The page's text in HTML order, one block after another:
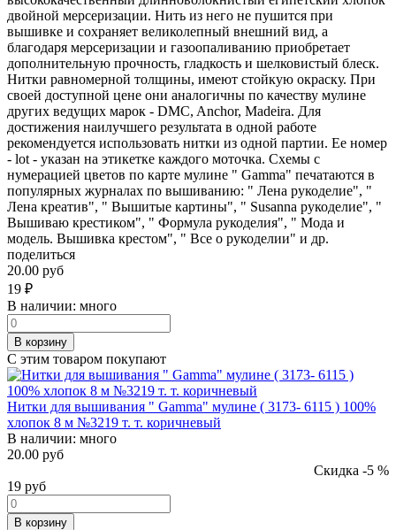
двойной мерсеризации. Нить из него не пушится при
вышивке и сохраняет великолепный внешний вид, а
благодаря мерсеризации и газоопаливанию приобретает
дополнительную прочность, гладкость и шелковистый блеск.
Нитки равномерной толщины, имеют стойкую окраску. При
своей доступной цене они аналогичны по качеству мулине
других ведущих марок - DMC, Anchor, Madeira. Для
достижения наилучшего результата в одной работе
рекомендуется использовать нитки из одной партии. Ее номер
- lot - указан на этикетке каждого моточка. Схемы с
нумерацией цветов по карте мулине " Gamma" печатаются в
популярных журналах по вышиванию: " Лена рукоделие", "
Лена креатив", " Вышитые картины", " Susanna рукоделие", "
Вышиваю крестиком", " Формула рукоделия", " Мода и
модель. Вышивка крестом", " Все о рукоделии" и др.
поделиться
20.00 руб
19 ₽
В наличии: много
В корзину
С этим товаром покупают
Нитки для вышивания " Gamma" мулине ( 3173- 6115 ) 100%
хлопок 8 м №3219 т. т. коричневый
В наличии: много
20.00 руб
Скидка -5 %
19 руб
В корзину